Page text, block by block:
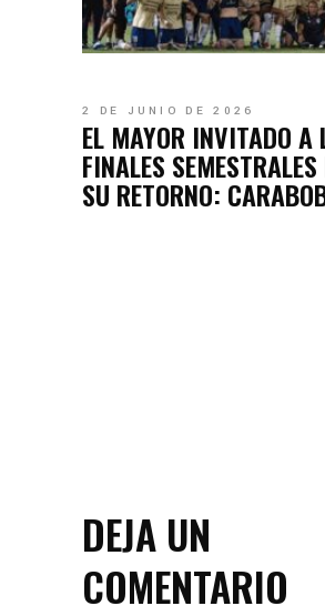
2 DE JUNIO DE 2026
EL MAYOR INVITADO A
FINALES SEMESTRALES
SU RETORNO:
DEJA UN
COMENTARIO